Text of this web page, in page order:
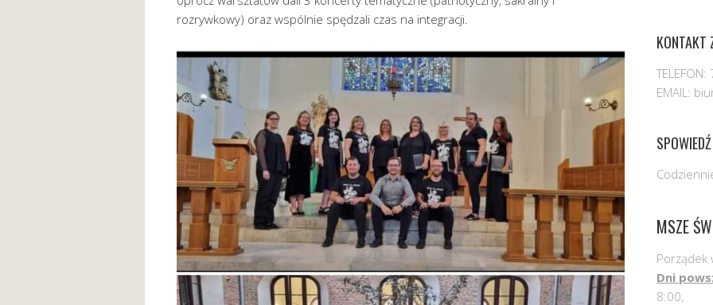
rozrywkowy) oraz wspólnie spędzali czas na integracji.
KONTAKT
EMAIL:
MSZE
Porządek
Dni
8:00,